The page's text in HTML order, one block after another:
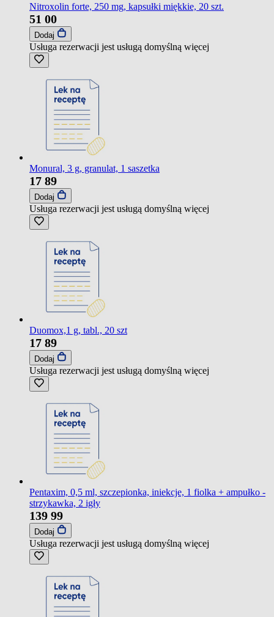
Nitroxolin forte, 250 mg, kapsułki miękkie, 20 szt.
51 00
Dodaj
Usługa rezerwacji jest usługą domyślną więcej
Monural, 3 g, granulat, 1 saszetka
17 89
Dodaj
Usługa rezerwacji jest usługą domyślną więcej
Duomox,1 g, tabl., 20 szt
17 89
Dodaj
Usługa rezerwacji jest usługą domyślną więcej
Pentaxim, 0,5 ml, szczepionka, iniekcje, 1 fiolka + ampułko -
strzykawka, 2 igły
139 99
Dodaj
Usługa rezerwacji jest usługą domyślną więcej